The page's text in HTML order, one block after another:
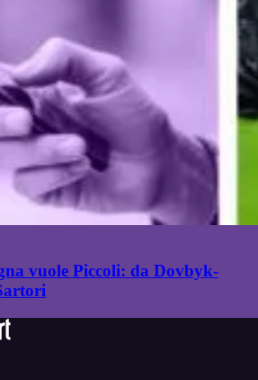
vuole Piccoli: da Dovbyk-